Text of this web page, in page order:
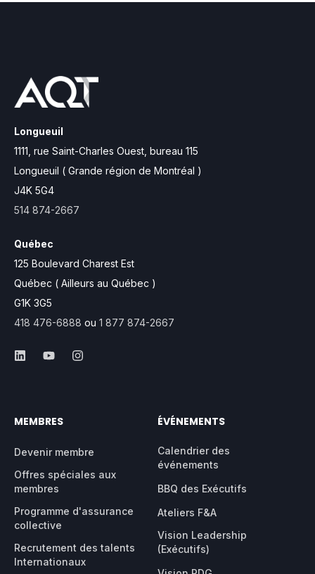
Longueuil
1111, rue Saint-Charles Ouest, bureau 115
Longueuil ( Grande région de Montréal )
J4K 5G4
514 874-2667
Québec
125 Boulevard Charest Est
Québec ( Ailleurs au Québec )
G1K 3G5
418 476-6888 ou 1 877 874-2667
MEMBRES
Devenir membre
Offres spéciales aux
membres
Programme d'assurance
collective
Recrutement des talents
Internationaux
ÉVÉNEMENTS
Calendrier des
événements
BBQ des Exécutifs
Ateliers F&A
Vision Leadership
(Exécutifs)